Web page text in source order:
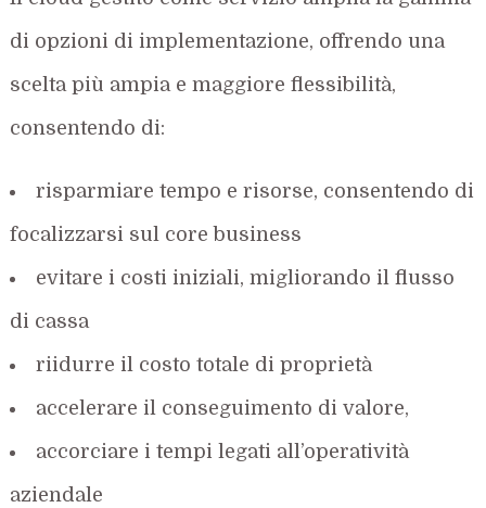
di opzioni di implementazione, offrendo una
scelta più ampia e maggiore flessibilità,
consentendo di:
risparmiare tempo e risorse, consentendo di
focalizzarsi sul core business
evitare i costi iniziali, migliorando il flusso
di cassa
riidurre il costo totale di proprietà
accelerare il conseguimento di valore,
accorciare i tempi legati all’operatività
aziendale